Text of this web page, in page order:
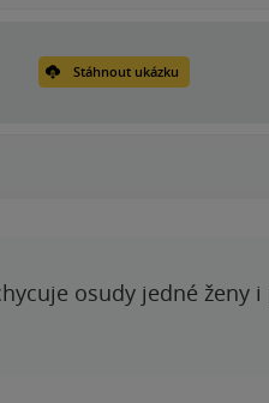
Stáhnout ukázku
osudy jedné ženy